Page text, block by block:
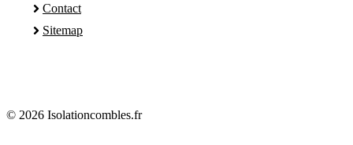
Contact
Sitemap
© 2026 Isolationcombles.fr